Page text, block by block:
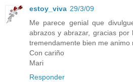
estoy_viva 29/3/09
Me parece genial que
abrazos y abrazar, gracias
tremendamente bien me animo
Con cariño
Mari
Responder